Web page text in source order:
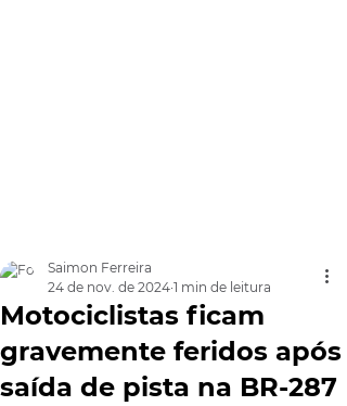
Motociclistas ficam
gravemente feridos após
saída de pista na BR-287
Saimon Ferreira
24 de nov. de 2024 1 min de leitura